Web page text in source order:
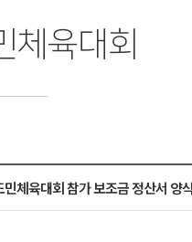
체육대회
체육대회 참가 보조금 정산서 양